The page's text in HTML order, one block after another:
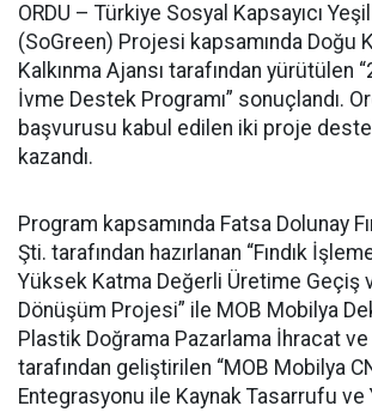
ORDU – Türkiye Sosyal Kapsayıcı
(SoGreen) Projesi kapsamında Doğu
Kalkınma Ajansı tarafından yürütülen
İvme Destek Programı” sonuçlandı.
başvurusu kabul edilen iki proje
kazandı.
Program kapsamında Fatsa Dolunay
Şti. tarafından hazırlanan “Fındık
Yüksek Katma Değerli Üretime Geçiş
Dönüşüm Projesi” ile MOB Mobilya
Plastik Doğrama Pazarlama İhracat
tarafından geliştirilen “MOB Mobilya
Entegrasyonu ile Kaynak Tasarrufu ve